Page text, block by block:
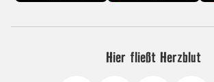
Hier fließt Herzblut